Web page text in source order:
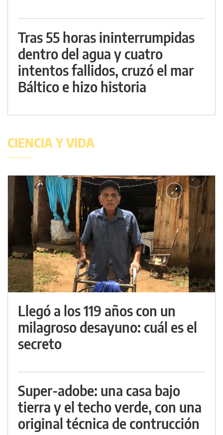
Tras 55 horas ininterrumpidas
dentro del agua y cuatro
intentos fallidos, cruzó el mar
Báltico e hizo historia
CIENCIA Y VIDA
Llegó a los 119 años con un
milagroso desayuno: cuál es el
secreto
Super-adobe: una casa bajo
tierra y el techo verde, con una
original técnica de contrucción